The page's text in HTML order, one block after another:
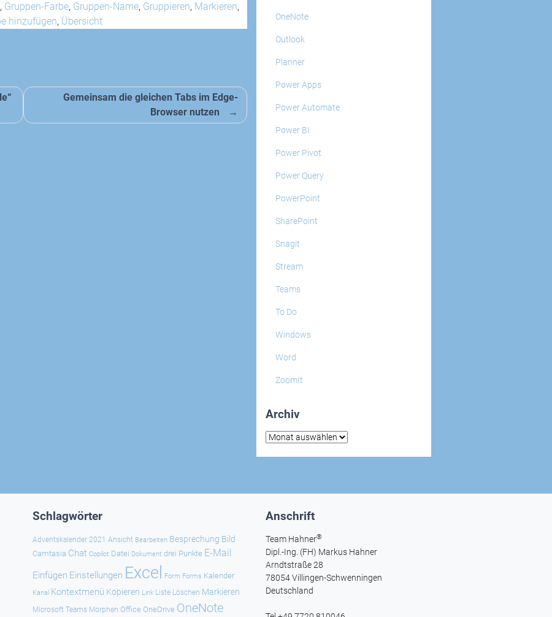
, Gruppen-Farbe, Gruppen-Name, Gruppieren, Markieren,
hinzufügen, Übersicht
Gemeinsam die gleichen Tabs im Edge-
Browser nutzen
OneNote
Outlook
Planner
Power Apps
Power Automate
Power BI
Power Pivot
Power Query
PowerPoint
SharePoint
Snagit
Stream
Teams
To Do
Windows
Word
ZoomIt
Archiv
Archiv
Schlagwörter
Adventskalender 2021 Ansicht Bearbeiten Besprechung Bild
Camtasia Chat Copilot Datei Dokument drei Punkte E-Mail
Einfügen Einstellungen Excel Form Forms Kalender
Kanal Kontextmenü Kopieren Link Liste Löschen Markieren
Microsoft Teams Morphen Office OneDrive OneNote
Anschrift
Team Hahner®
Dipl.-Ing. (FH) Markus Hahner
Arndtstraße 28
78054 Villingen-Schwenningen
Deutschland